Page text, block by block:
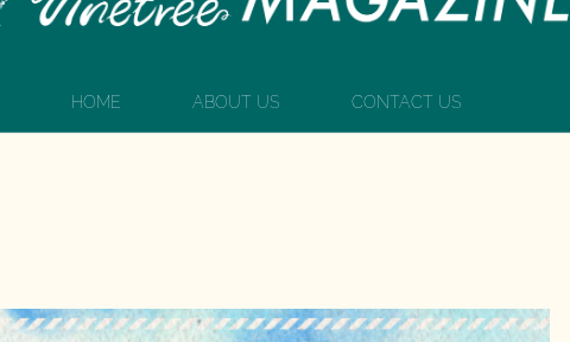
HOME ABOUT US CONTACT US